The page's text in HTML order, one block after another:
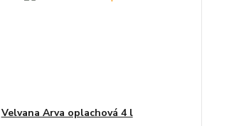
Velvana Arva oplachová 4 l